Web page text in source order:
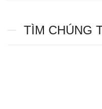
TÌM CHÚNG